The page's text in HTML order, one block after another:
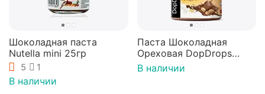
Шоколадная паста
Nutella mini 25гр
5 1
В наличии
Паста Шоколадная
Ореховая DopDrops
SHOKO MILK арахисовая
с молочным шоколадом
В наличии